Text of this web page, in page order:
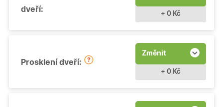
dveří:
+ 0 Kč
Prosklení dveří:
Změnit
+ 0 Kč